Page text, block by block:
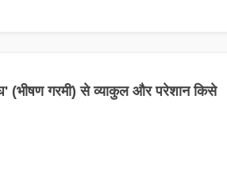
(भीषण गरमी) से व्याकुल और परेशान किसे